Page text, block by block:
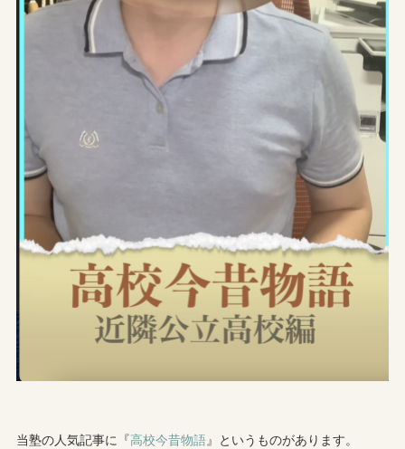
当塾の人気記事に『高校今昔物語』というものがあります。